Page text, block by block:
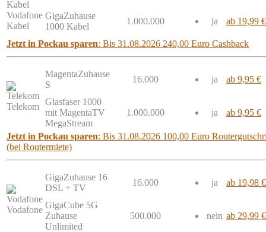
Vodafone
Kabel
GigaZuhause
1000 Kabel
1.000.000 ja ab 19,99 €
Jetzt in Pockau sparen: Bis 31.08.2026 240,00 Euro Cashback
Telekom
MagentaZuhause
S
16.000 ja ab 9,95 €
Glasfaser 1000
mit MagentaTV
MegaStream
1.000.000 ja ab 9,95 €
Jetzt in Pockau sparen: Bis 31.08.2026 100,00 Euro
(bei Routermiete)
Vodafone
GigaZuhause 16
DSL + TV
16.000 ja ab 19,98 €
GigaCube 5G
Zuhause
Unlimited
500.000 nein ab 29,99 €